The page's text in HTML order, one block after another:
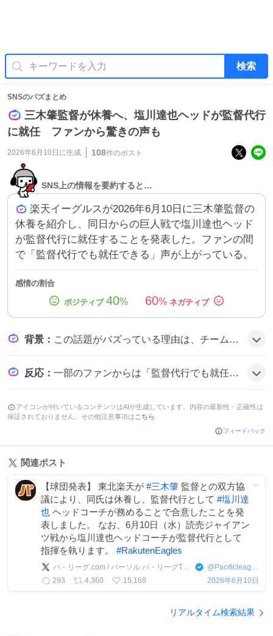
検索
SNSのバズまとめ
三木肇監督が休養へ、塩川達也ヘッドが監督代行
に就任 ファンから驚きの声も
2026年6月10日 に生成 108件のポスト
SNS上の情報を要約すると…
楽天イーグルスが2026年6月10日に三木肇監督の
休養を紹介し、同日からの巨人戦で塩川達也ヘッド
が監督代行に就任することを発表した。ファンの間
で「監督代行でも就任できる」声が上がっている。
感情の割合
40% 60%
背景 ： この話題がバズっている理由は、チームが4連敗で借金15という厳しい状況にあり、監督交代がチームの行方を左右する重要なターニングポイントと受け止められたためで、注目が集まっているようだ。
反応 ： 一部のファンからは「監督代行でも就任できるのは驚きだ」「監督代行の役割について懸念の声」など、期待と不安が交錯する意見が寄せられた。
アイコンが付いているコンテンツはAIが生成しています。内容の最新性・正確性は
保証されておりません。その他注意事項は こちら
フィードバック
関連ポスト
【球団発表】 東北楽天が #三木肇 監督との双方協
議により、同氏は休養し、監督代行として #塩川達
也 ヘッドコーチが務めることで合意したことを発
表しました。 なお、6月10日（水）読売ジャイアン
ツ戦から塩川達也ヘッドコーチが監督代行として
指揮を執ります。 #RakutenEagles
パ・リーグ.com / パーソル パ・リーグTV【公式】 @ PacificleagueTV
293
4,360 15,168 2026年6月10日
リアルタイム検索結果